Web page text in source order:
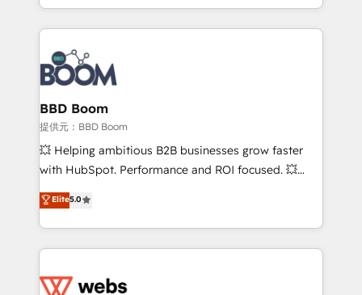
emailing) Informations clés : - 10 ans d'expérience -
100+ intégrations CRM HubSpot réussies - 40
experts conseil - 150 certifications HubSpot
cumulées
enterprise-grade campaigns, our in-house team
builds scalable strategies that drive long-term
revenue. ⚙️ HubSpot Integration & Optimization •
Seamless CRM, CMS, and automation setup •
Complex platform migrations and data cleanups •
Custom APIs and third-party integrations 📈 End-to-
End Revenue Acceleration • Lifecycle marketing and
pipeline growth programs • Sales enablement tools
and CRM optimization • Retention strategies with
Execution • 750+ onboardings and 2,000+
implementations • Deep expertise across marketing,
BBD Boom
提供元：BBD Boom
💥 Helping ambitious B2B businesses grow faster
with HubSpot. Performance and ROI focused. 💥
BBD Boom is the HubSpot partner that can help you
to HubSpot Better. We work with your teams to
solve all your HubSpot challenges and improve user
adoption, sales process and marketing results.
the first time 🔧 Designing and optimising your
Elite5.0